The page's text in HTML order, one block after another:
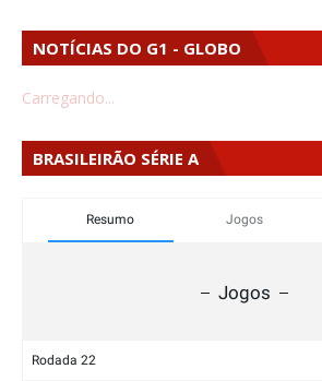
NOTÍCIAS DO G1 - GLOBO
Carregando...
BRASILEIRÃO SÉRIE A
Resumo Jogos
Jogos
Rodada 22